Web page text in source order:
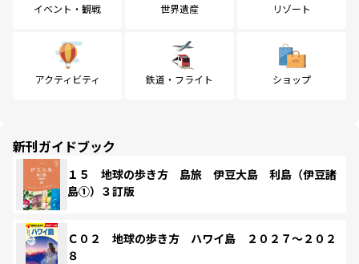
イベント・観戦 世界遺産 リゾート
アクティビティ 鉄道・フライト ショップ
新刊ガイドブック
１５ 地球の歩き方 島旅 伊豆大島 利島（伊豆諸
島①）３訂版
Ｃ０２ 地球の歩き方 ハワイ島 ２０２７～２０２
８